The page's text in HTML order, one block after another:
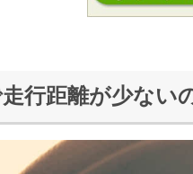
行距離が少ない